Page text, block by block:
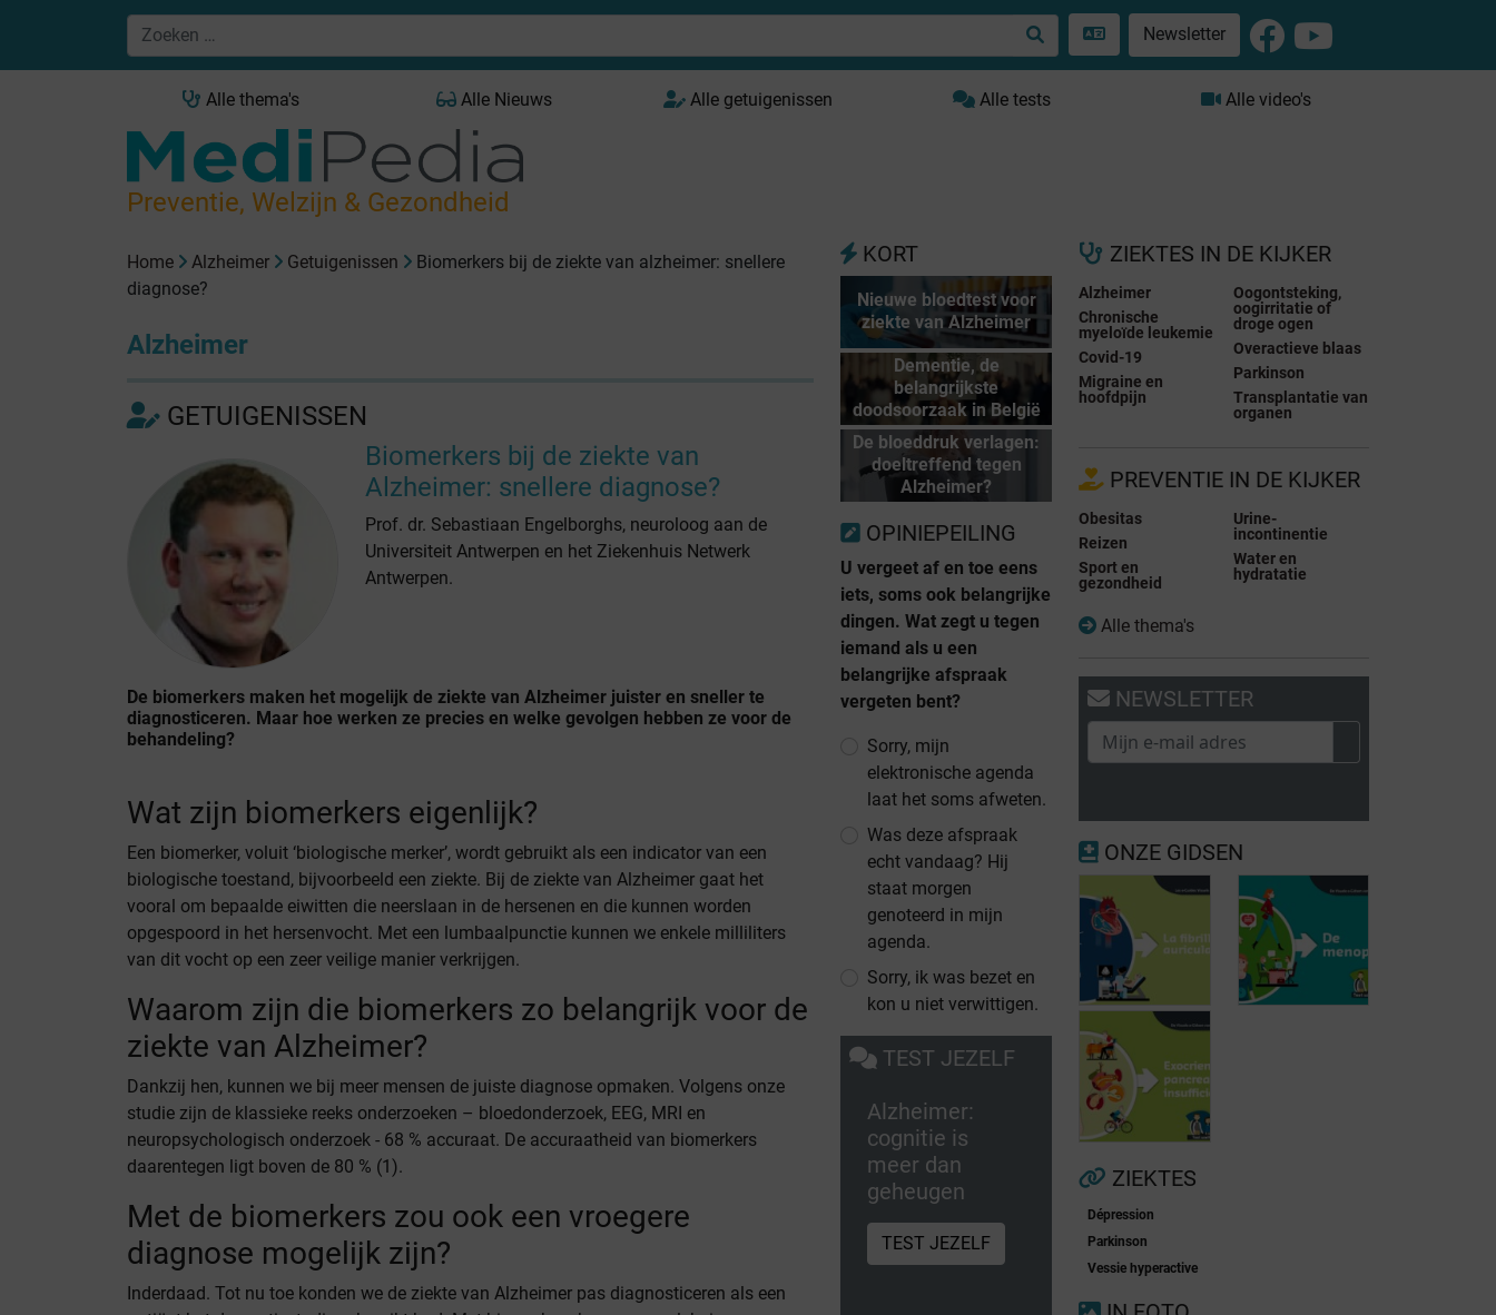
Newsletter
Alle thema's Alle Nieuws Alle getuigenissen Alle tests Alle video's
Preventie, Welzijn & Gezondheid
Home Alzheimer Getuigenissen
Biomerkers bij de ziekte van alzheimer: snellere
diagnose?
Alzheimer
GETUIGENISSEN
Biomerkers bij de ziekte van
Alzheimer: snellere diagnose?
Prof. dr. Sebastiaan Engelborghs, neuroloog aan de
Universiteit Antwerpen en het Ziekenhuis Netwerk
Antwerpen.
De biomerkers maken het mogelijk de ziekte van Alzheimer juister en sneller te
diagnosticeren. Maar hoe werken ze precies en welke gevolgen hebben ze voor de
behandeling?
Wat zijn biomerkers eigenlijk?
Een biomerker, voluit ‘biologische merker’, wordt gebruikt als een indicator van een
biologische toestand, bijvoorbeeld een ziekte. Bij de ziekte van Alzheimer gaat het
vooral om bepaalde eiwitten die neerslaan in de hersenen en die kunnen worden
opgespoord in het hersenvocht. Met een lumbaalpunctie kunnen we enkele milliliters
van dit vocht op een zeer veilige manier verkrijgen.
Waarom zijn die biomerkers zo belangrijk voor de
ziekte van Alzheimer?
Dankzij hen, kunnen we bij meer mensen de juiste diagnose opmaken. Volgens onze
studie zijn de klassieke reeks onderzoeken – bloedonderzoek, EEG, MRI en
neuropsychologisch onderzoek - 68 % accuraat. De accuraatheid van biomerkers
daarentegen ligt boven de 80 % (1).
Met de biomerkers zou ook een vroegere
diagnose mogelijk zijn?
Inderdaad. Tot nu toe konden we de ziekte van Alzheimer pas diagnosticeren als een
KORT
Nieuwe bloedtest voor
ziekte van Alzheimer
Dementie, de
belangrijkste
doodsoorzaak in België
De bloeddruk verlagen:
doeltreffend tegen
Alzheimer?
OPINIEPEILING
U vergeet af en toe eens
iets, soms ook belangrijke
dingen. Wat zegt u tegen
iemand als u een
belangrijke afspraak
vergeten bent?
Sorry, mijn
elektronische agenda
laat het soms afweten.
Was deze afspraak
echt vandaag? Hij
staat morgen
genoteerd in mijn
agenda.
Sorry, ik was bezet en
kon u niet verwittigen.
TEST JEZELF
Alzheimer:
cognitie is
meer dan
geheugen
TEST JEZELF
ZIEKTES IN DE KIJKER
Alzheimer
Chronische
myeloïde leukemie
Covid-19
Migraine en
hoofdpijn
Oogontsteking,
oogirritatie of
droge ogen
Overactieve blaas
Parkinson
Transplantatie van
organen
PREVENTIE IN DE KIJKER
Obesitas
Reizen
Sport en
gezondheid
Urine-
incontinentie
Water en
hydratatie
Alle thema's
NEWSLETTER
ONZE GIDSEN
Voorkamerfibrillatie
Exocriene
pancreas-
insufficiëntie
ZIEKTES
Dépression
Parkinson
Vessie hyperactive